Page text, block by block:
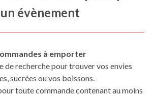
un évènement
à emporter
de recherche pour trouver vos envies
sucrées ou vos boissons.
toute commande contenant au moins